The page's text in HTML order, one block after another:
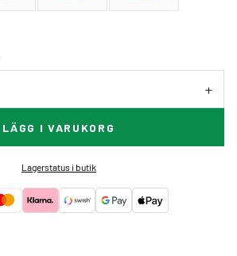
LÄGG I VARUKORG
Lagerstatus i butik